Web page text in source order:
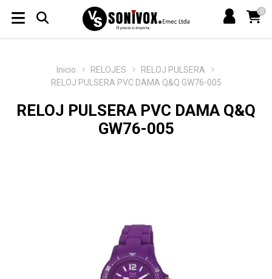
0
Inicio RELOJES
RELOJ PULSERA
RELOJ PULSERA PVC DAMA Q&Q GW76-005
RELOJ PULSERA PVC DAMA Q&Q
GW76-005